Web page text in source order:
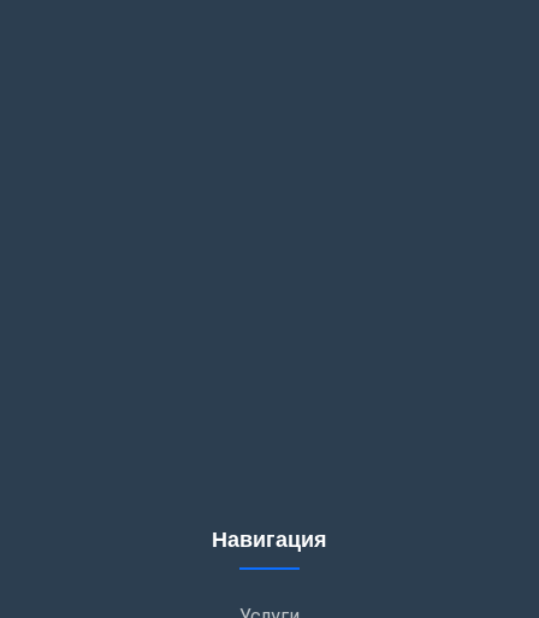
Навигация